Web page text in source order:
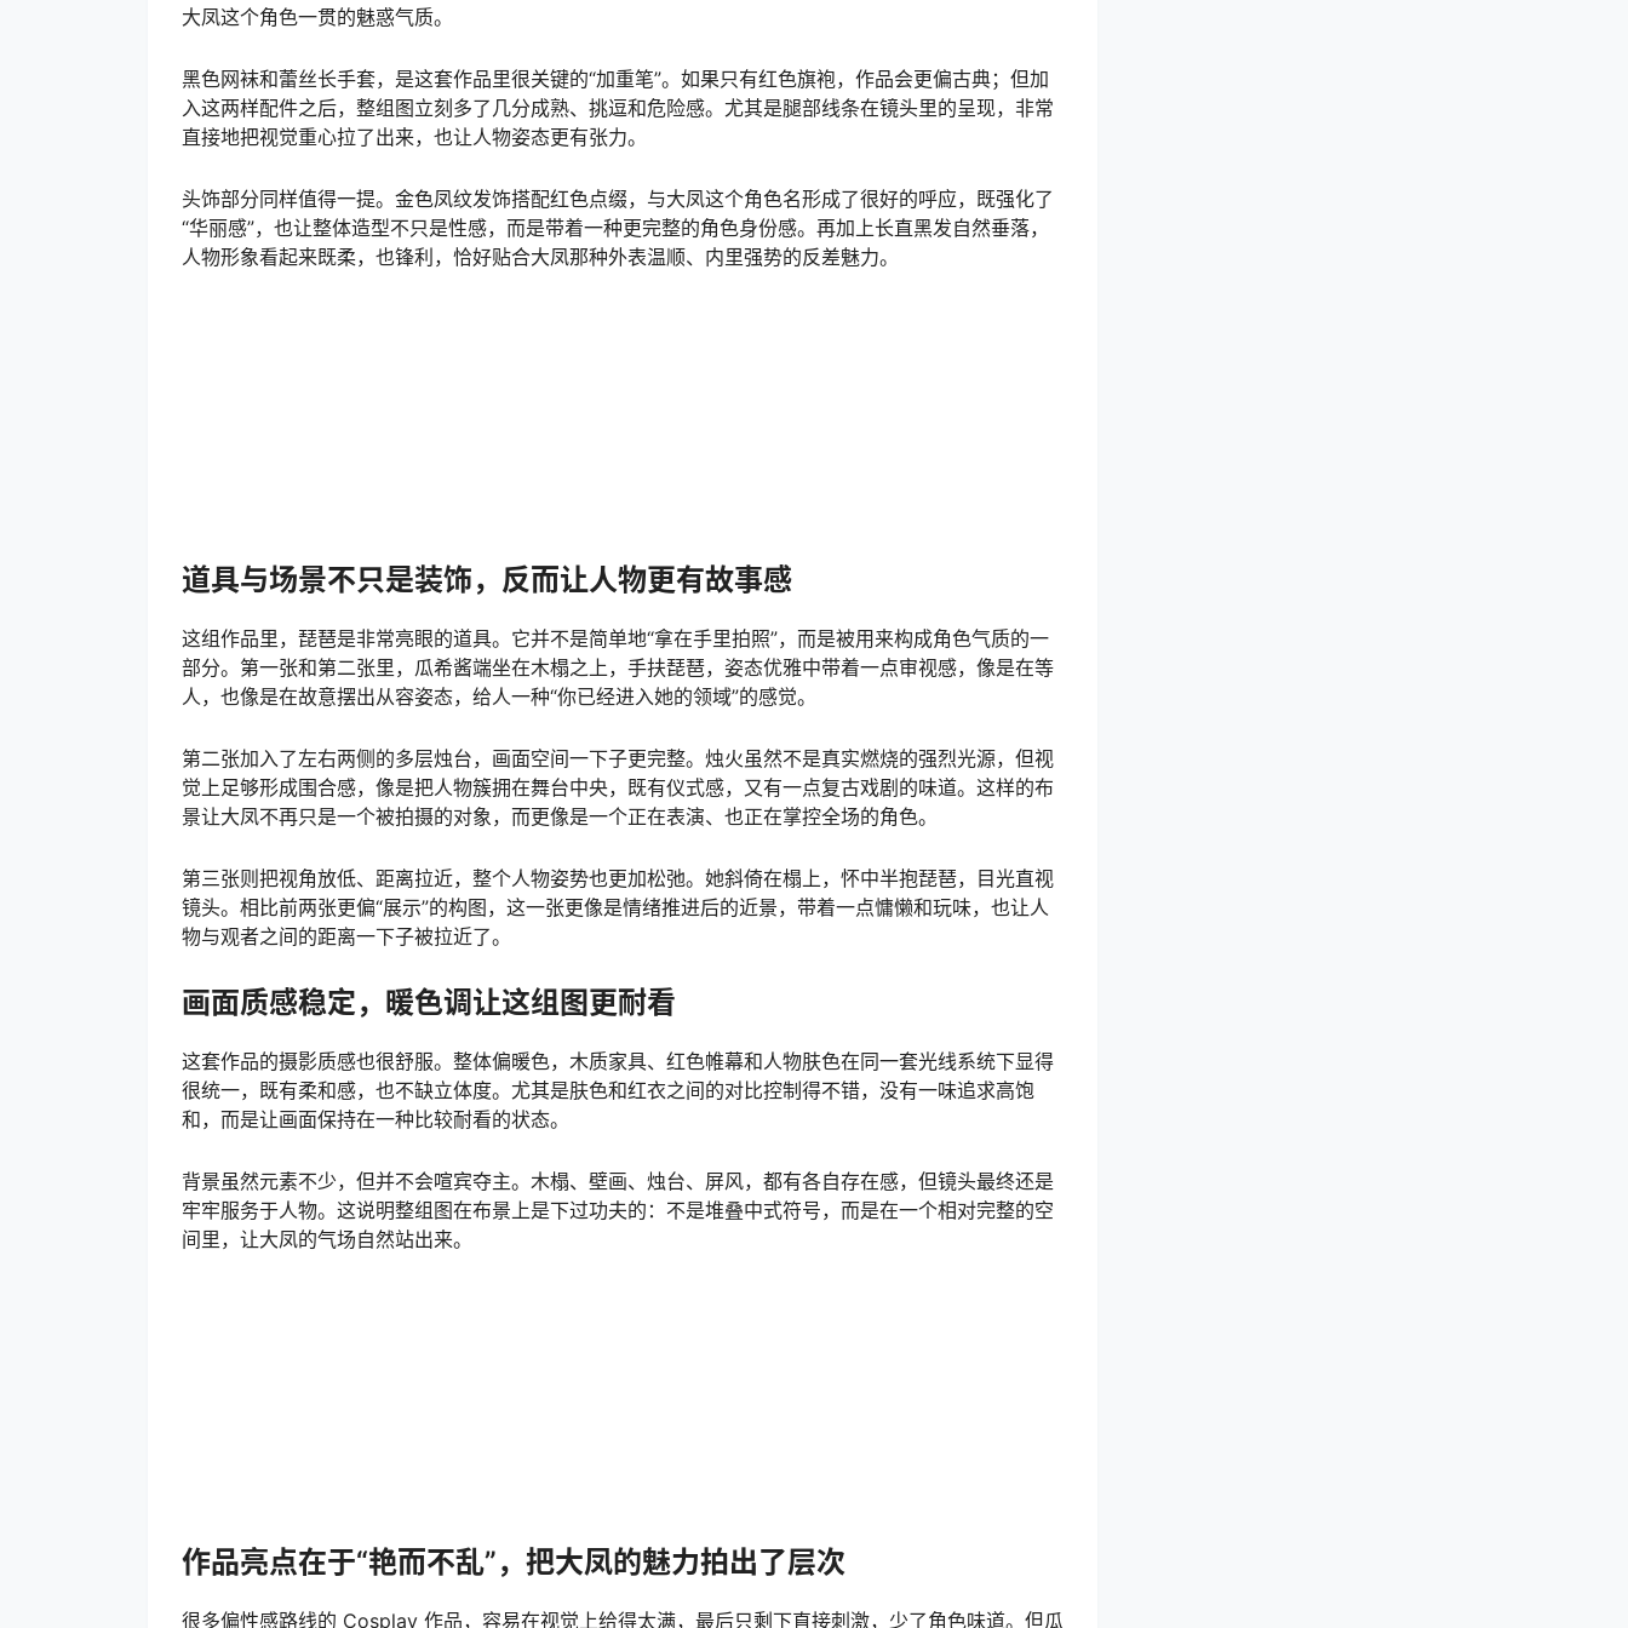
大凤这个角色一贯的魅惑气质。
黑色网袜和蕾丝长手套，是这套作品里很关键的“加重笔”。如果只有红色旗袍，作品会更偏古典；但加
入这两样配件之后，整组图立刻多了几分成熟、挑逗和危险感。尤其是腿部线条在镜头里的呈现，非常
直接地把视觉重心拉了出来，也让人物姿态更有张力。
头饰部分同样值得一提。金色凤纹发饰搭配红色点缀，与大凤这个角色名形成了很好的呼应，既强化了
“华丽感”，也让整体造型不只是性感，而是带着一种更完整的角色身份感。再加上长直黑发自然垂落，
人物形象看起来既柔，也锋利，恰好贴合大凤那种外表温顺、内里强势的反差魅力。
道具与场景不只是装饰，反而让人物更有故事感
这组作品里，琵琶是非常亮眼的道具。它并不是简单地“拿在手里拍照”，而是被用来构成角色气质的一
部分。第一张和第二张里，瓜希酱端坐在木榻之上，手扶琵琶，姿态优雅中带着一点审视感，像是在等
人，也像是在故意摆出从容姿态，给人一种“你已经进入她的领域”的感觉。
第二张加入了左右两侧的多层烛台，画面空间一下子更完整。烛火虽然不是真实燃烧的强烈光源，但视
觉上足够形成围合感，像是把人物簇拥在舞台中央，既有仪式感，又有一点复古戏剧的味道。这样的布
景让大凤不再只是一个被拍摄的对象，而更像是一个正在表演、也正在掌控全场的角色。
第三张则把视角放低、距离拉近，整个人物姿势也更加松弛。她斜倚在榻上，怀中半抱琵琶，目光直视
镜头。相比前两张更偏“展示”的构图，这一张更像是情绪推进后的近景，带着一点慵懒和玩味，也让人
物与观者之间的距离一下子被拉近了。
画面质感稳定，暖色调让这组图更耐看
这套作品的摄影质感也很舒服。整体偏暖色，木质家具、红色帷幕和人物肤色在同一套光线系统下显得
很统一，既有柔和感，也不缺立体度。尤其是肤色和红衣之间的对比控制得不错，没有一味追求高饱
和，而是让画面保持在一种比较耐看的状态。
背景虽然元素不少，但并不会喧宾夺主。木榻、壁画、烛台、屏风，都有各自存在感，但镜头最终还是
牢牢服务于人物。这说明整组图在布景上是下过功夫的：不是堆叠中式符号，而是在一个相对完整的空
间里，让大凤的气场自然站出来。
作品亮点在于“艳而不乱”，把大凤的魅力拍出了层次
很多偏性感路线的 Cosplay 作品，容易在视觉上给得太满，最后只剩下直接刺激，少了角色味道。但瓜